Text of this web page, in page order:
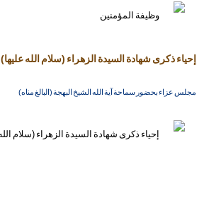
إحياء ذكرى شهادة السيدة الزهراء (سلام الله عليها)
مجلس عزاء بحضور سماحة آية الله الشيخ البهجة (البالغ مناه)